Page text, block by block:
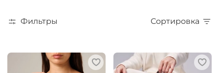
Фильтры Сортировка